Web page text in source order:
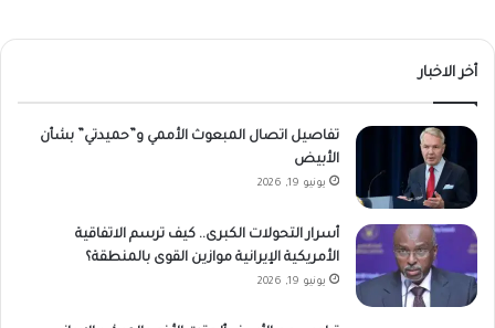
أخر الاخبار
تفاصيل اتصال المبعوث الأممي و”حميدتي” بشأن
الأبيض
يونيو 19, 2026
أسرار التحولات الكبرى.. كيف ترسم الاتفاقية
الأمريكية الإيرانية موازين القوى بالمنطقة؟
يونيو 19, 2026